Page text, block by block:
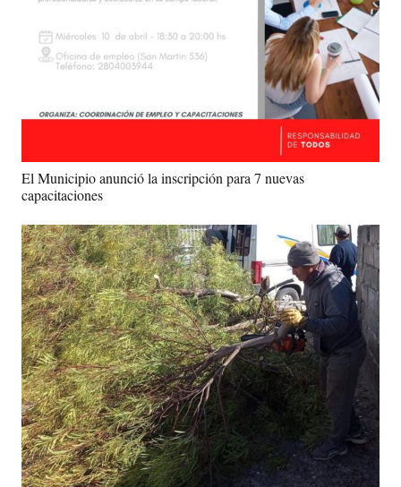
El Municipio anunció la inscripción para 7 nuevas
capacitaciones